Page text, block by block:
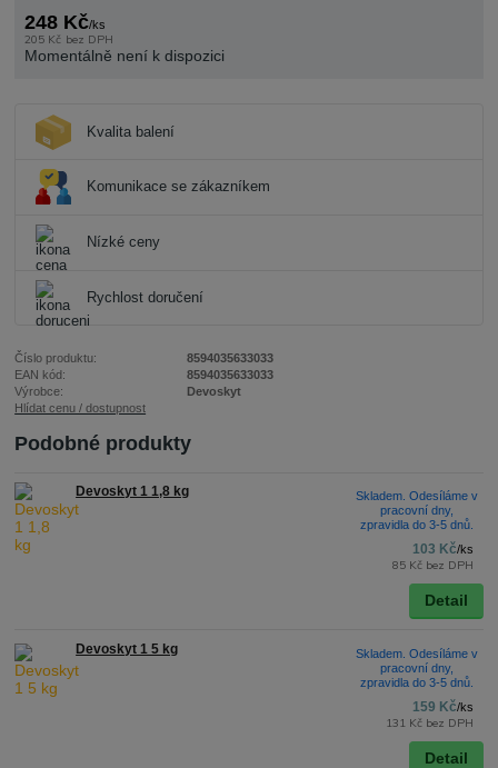
248 Kč/ks
205 Kč bez DPH
Momentálně není k dispozici
Kvalita balení
Komunikace se zákazníkem
Nízké ceny
Rychlost doručení
Číslo produktu:
8594035633033
EAN kód:
8594035633033
Výrobce:
Devoskyt
Hlídat cenu / dostupnost
Podobné produkty
Devoskyt 1 1,8 kg
103 Kč/ks
85 Kč bez DPH
Skladem. Odesíláme v
pracovní dny,
zpravidla do 3-5 dnů.
Detail
Devoskyt 1 5 kg
159 Kč/ks
131 Kč bez DPH
Skladem. Odesíláme v
pracovní dny,
zpravidla do 3-5 dnů.
Detail